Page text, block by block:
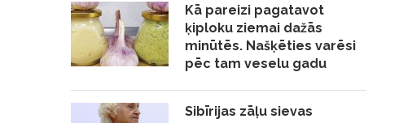
Kā pareizi pagatavot
ķiploku ziemai dažās
minūtēs. Našķēties varēsi
pēc tam veselu gadu
Sibīrijas zāļu sievas